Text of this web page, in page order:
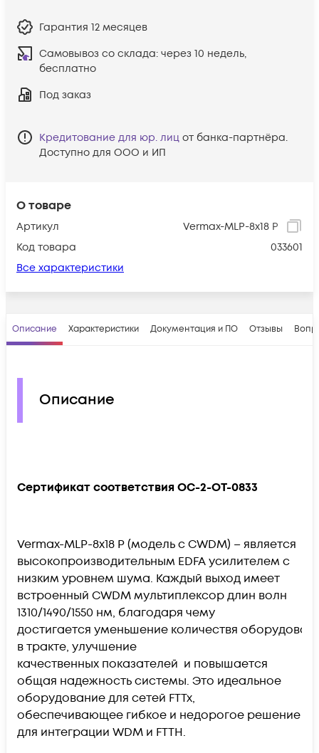
О товаре
Артикул
Vermax-MLP-8x18 P
Код товара
033601
Все характеристики
Гарантия 12 месяцев
Самовывоз со склада: через 10 недель,
бесплатно
Под заказ
Кредитование для юр. лиц от банка-партнёра.
Доступно для ООО и ИП
Описание Характеристики Документация и ПО Отзывы
Описание
Сертификат соответствия OC-2-OT-0833
Vermax-MLP-8x18 P (модель с CWDM) – является
высокопроизводительным EDFA усилителем с
низким уровнем шума. Каждый выход имеет
встроенный CWDM мультиплексор длин волн
1310/1490/1550 нм, благодаря чему
достигается уменьшение количествя
в тракте, улучшение
качественных показателей и повышается
общая надежность системы. Это идеальное
оборудование для сетей FTTx,
обеспечивающее гибкое и недорогое решение
для интеграции WDM и FTTH.